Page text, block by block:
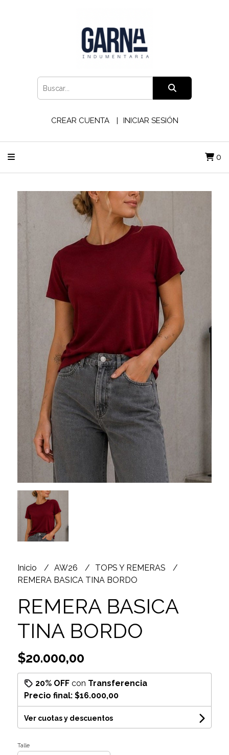
CREAR CUENTA INICIAR SESIÓN
0
Inicio AW26
TOPS Y REMERAS
REMERA BASICA TINA BORDO
REMERA BASICA
TINA BORDO
$20.000,00
20% OFFcon Transferencia
Precio final: $16.000,00
Ver cuotas y descuentos
Talle